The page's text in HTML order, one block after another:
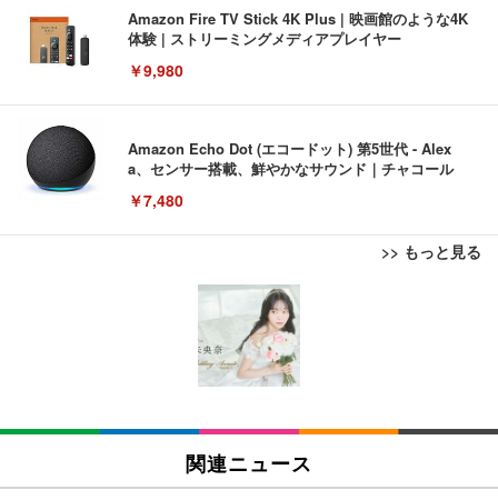
Amazon Fire TV Stick 4K Plus | 映画館のような4K
体験 | ストリーミングメディアプレイヤー
￥9,980
Amazon Echo Dot (エコードット) 第5世代 - Alex
a、センサー搭載、鮮やかなサウンド｜チャコール
￥7,480
>> もっと見る
[EdoErgo] オフィスチェア 椅子 テレワーク 疲れな
い 跳ね上げ式アームレスト コンパクト 約105度ロッ
キング pc 事務椅子 360度回転 座面昇降 強化ナイロ
ン樹脂ベース 通気性メッシュ 在宅ワーク H-WY01
(黒網+黒枠+黒足)
SIHOO B100 オフィスチェア／デスクチェア メッシ
ュチェア 人間工学 疲れない ブラック
￥27,999
EIZO ビジネス向けプレミアムモニター | FlexScan
EV3240X-WT | 31.5型4K UHD・USB Type-C・ホワ
￥105,595
EIZO ビジネス向けプレミアムモニター | FlexScan
Amazonベーシック ペットシーツ 薄型 レギュラー 1
回使い捨て 無香料 ホワイト 300枚
Amazonベーシック ペットシーツ 厚型 ワイド 42枚
x2袋(84枚) ホワイト(吸収面:ライトブルー)
￥3,234
関連ニュース